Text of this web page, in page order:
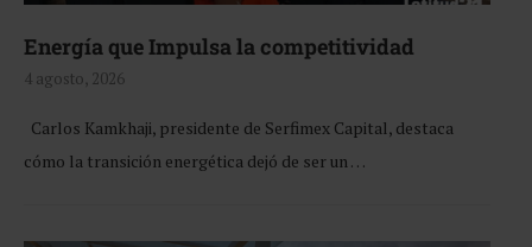
Energía que Impulsa la competitividad
4 agosto, 2026
Carlos Kamkhaji, presidente de Serfimex Capital, destaca
cómo la transición energética dejó de ser un …